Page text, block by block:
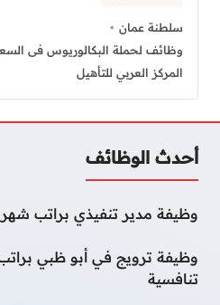
سلطنة عمان
وظائف لحملة البكالوريوس فى
المركز العربي للتأهيل
أحدث الوظائف
وظيفة مدير تنفيذي براتب
وظيفة ترويج في أبو ظبي
تنافسية